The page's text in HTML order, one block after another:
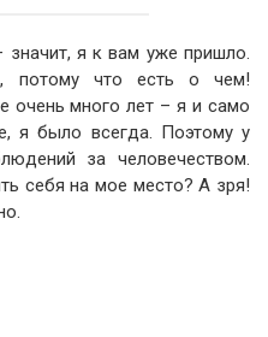
значит, я к вам уже пришло.
потому что есть о чем!
очень много лет – я и само
я было всегда. Поэтому у
за человечеством.
себя на мое место? А зря!